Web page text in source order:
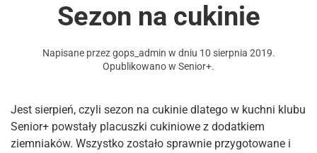
Sezon na cukinie
Napisane przezgops_admin w dniu 10 sierpnia 2019.
Opublikowano w Senior+.
Jest sierpień, czyli sezon na cukinie dlatego w kuchni klubu
Senior+ powstały placuszki cukiniowe z dodatkiem
ziemniaków. Wszystko zostało sprawnie przygotowane i